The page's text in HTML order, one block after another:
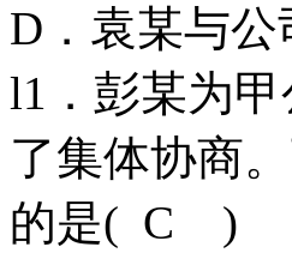
D．袁某与
l1．彭某为
了集体协商
的是( C )